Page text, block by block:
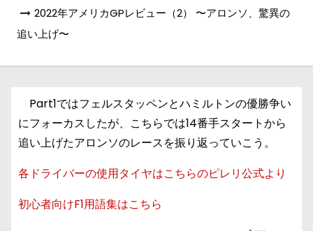
2022年アメリカGPレビュー（2） 〜アロンソ、驚異の
追い上げ〜
Part1ではフェルスタッペンとハミルトンの優勝争い
にフォーカスしたが、こちらでは14番手スタートから
追い上げたアロンソのレースを振り返っていこう。
各ドライバーの使用タイヤはこちらのピレリ公式より
初心者向けF1用語集はこちら